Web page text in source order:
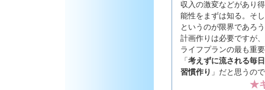
収入の激変などがあり
能性をまずは知る。そ
というのが限界であろ
計画作りは必要ですが
ライフプランの最も重
「 考えずに流される毎
習慣作り 」だと思うの
★